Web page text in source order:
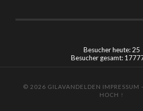
Besucher heute: 25
Besucher gesamt:
© 2026 GILAVANDELDEN IMPRESSUM
HOCH ↑